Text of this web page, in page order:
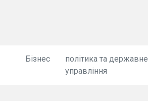
Бізнес
політика та державне
управління